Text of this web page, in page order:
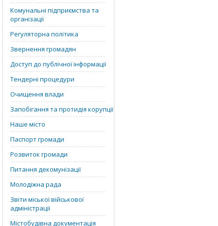
Комунальні підприємства та
організації
Регуляторна політика
Звернення громадян
Доступ до публічної інформації
Тендерні процедури
Очищення влади
Запобігання та протидія корупції
Наше місто
Паспорт громади
Розвиток громади
Питання декомунізації
Молодіжна рада
Звіти міської військової
адміністрації
Містобудівна документація